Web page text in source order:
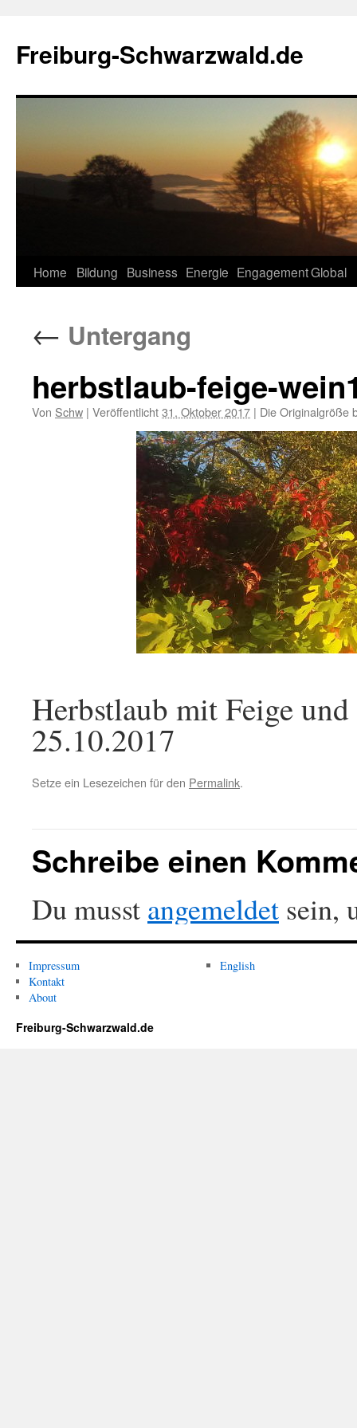
springen
Freiburg-Schwarzwald.de
Home Bildung Business Energie EngagementGlobal
← Untergang
herbstlaub-feige-
Von Schw | Veröffentlicht31. Oktober 2017 | Die Originalgröße
Herbstlaub mit Feige
25.10.2017
Setze ein Lesezeichen für den Permalink.
Schreibe einen
Du musst angemeldet sein,
Impressum
Kontakt
About
English
Freiburg-Schwarzwald.de